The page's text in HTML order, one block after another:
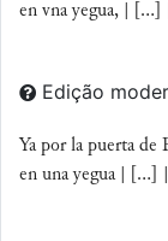
en vna yegua, | [...]
Edição
Ya por la puerta de
en una yegua | [...]